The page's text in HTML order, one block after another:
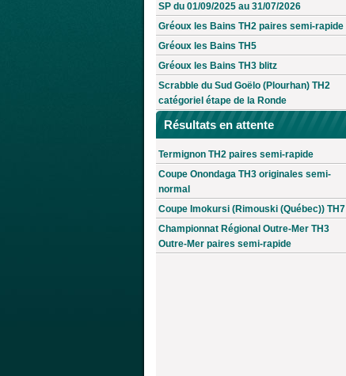
SP du 01/09/2025 au 31/07/2026
Gréoux les Bains TH2 paires semi-rapide
Gréoux les Bains TH5
Gréoux les Bains TH3 blitz
Scrabble du Sud Goëlo (Plourhan) TH2
catégoriel étape de la Ronde
Résultats en attente
Termignon TH2 paires semi-rapide
Coupe Onondaga TH3 originales semi-
normal
Coupe Imokursi (Rimouski (Québec)) TH7
Championnat Régional Outre-Mer TH3
Outre-Mer paires semi-rapide